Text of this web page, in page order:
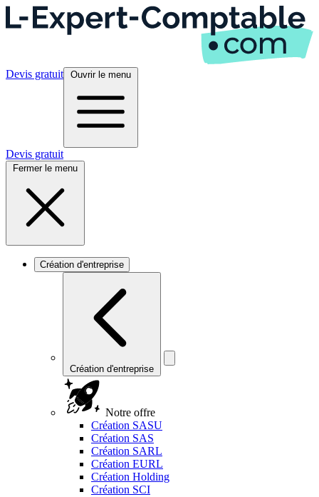
Devis gratuit Ouvrir le menu
Devis gratuit
Fermer le menu
Création d'entreprise
Création d'entreprise
Notre offre
Création SASU
Création SAS
Création SARL
Création EURL
Création Holding
Création SCI